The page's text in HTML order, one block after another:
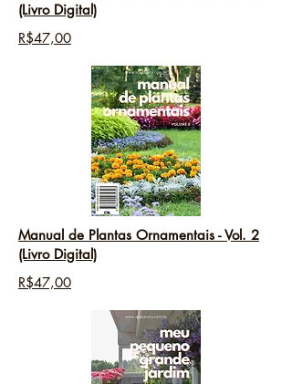
(Livro Digital)
R$47,00
Manual de Plantas Ornamentais - Vol. 2
(Livro Digital)
R$47,00